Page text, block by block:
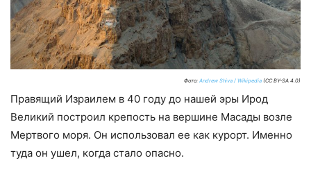
Фото: Andrew Shiva / Wikipedia (CC BY-SA 4.0)
Правящий Израилем в 40 году до нашей эры Ирод
Великий построил крепость на вершине Масады возле
Мертвого моря. Он использовал ее как курорт. Именно
туда он ушел, когда стало опасно.